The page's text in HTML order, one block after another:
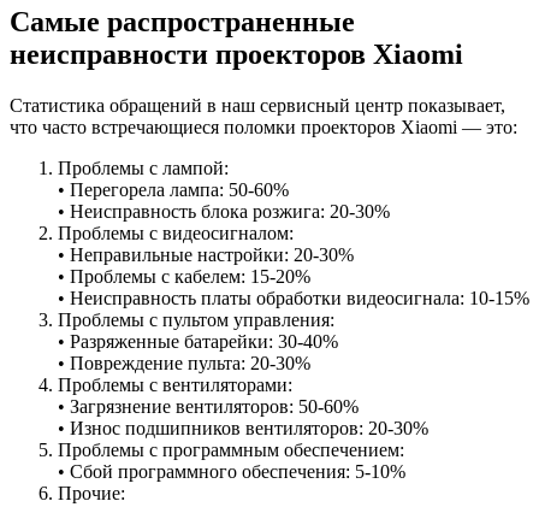
Самые распространенные
неисправности проекторов Xiaomi
Статистика обращений в наш сервисный центр показывает,
что часто встречающиеся поломки проекторов Xiaomi — это:
Проблемы с лампой:
• Перегорела лампа: 50-60%
• Неисправность блока розжига: 20-30%
Проблемы с видеосигналом:
• Неправильные настройки: 20-30%
• Проблемы с кабелем: 15-20%
• Неисправность платы обработки видеосигнала: 10-15%
Проблемы с пультом управления:
• Разряженные батарейки: 30-40%
• Повреждение пульта: 20-30%
Проблемы с вентиляторами:
• Загрязнение вентиляторов: 50-60%
• Износ подшипников вентиляторов: 20-30%
Проблемы с программным обеспечением:
• Сбой программного обеспечения: 5-10%
Прочие: